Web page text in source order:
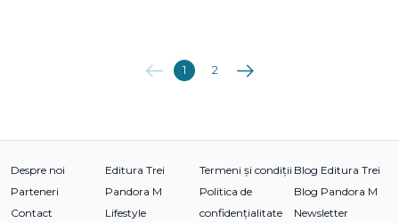
Anterioara
1 2 Următoarea
Despre noi
Parteneri
Contact
Editura Trei
Pandora M
Lifestyle
Termeni și condiții
Politica de
confidențialitate
Blog Editura Trei
Blog Pandora M
Newsletter